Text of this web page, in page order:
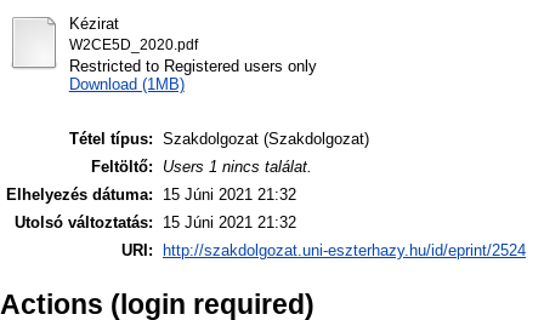
Kézirat
W2CE5D_2020.pdf
Restricted to Registered users only
Download (1MB)
Tétel típus: Szakdolgozat (Szakdolgozat)
Feltöltő:
Users 1 nincs találat.
Elhelyezés dátuma:
15 Júni 2021 21:32
Utolsó változtatás:
15 Júni 2021 21:32
URI:
http://szakdolgozat.uni-eszterhazy.hu/id/eprint/2524
Actions (login required)